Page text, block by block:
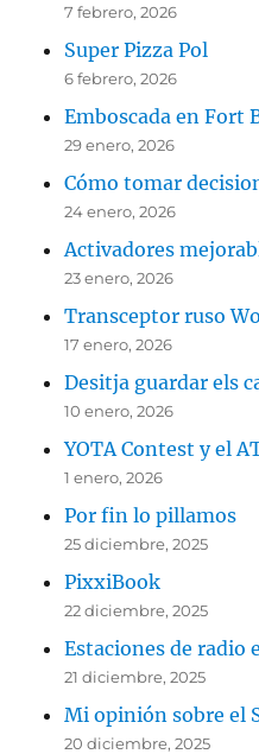
7 febrero, 2026
Super Pizza Pol
6 febrero, 2026
Emboscada en Fort
29 enero, 2026
Cómo tomar
24 enero, 2026
Activadores
23 enero, 2026
Transceptor ruso
17 enero, 2026
Desitja guardar els
10 enero, 2026
YOTA Contest y el
1 enero, 2026
Por fin lo pillamos
25 diciembre, 2025
PixxiBook
22 diciembre, 2025
Estaciones de radio
21 diciembre, 2025
Mi opinión sobre el
20 diciembre, 2025